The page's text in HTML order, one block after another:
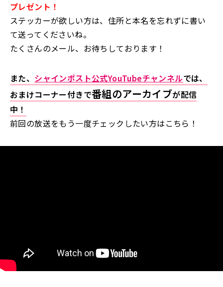
プレゼント！
ステッカーが欲しい方は、住所と本名を忘れずに書い
て送ってくださいね。
たくさんのメール、お待ちしております！
また、 シャインポスト公式YouTubeチャンネルでは、
おまけコーナー付きで番組のアーカイブが配信
中！
前回の放送をもう一度チェックしたい方はこちら！